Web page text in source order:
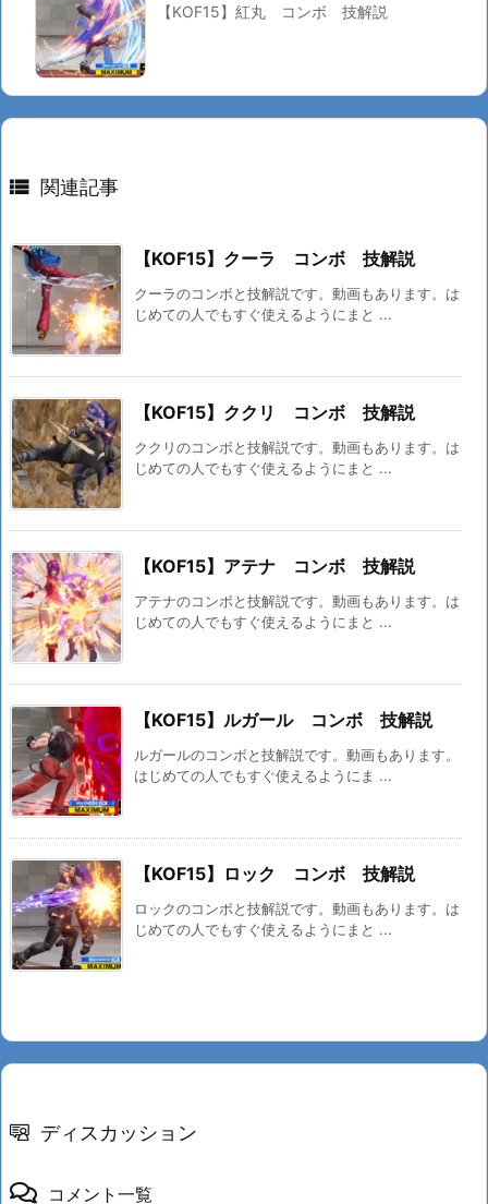
【KOF15】紅丸 コンボ 技解説
 関連記事
【KOF15】クーラ コンボ 技解説
クーラのコンボと技解説です。動画もあります。は
じめての人でもすぐ使えるようにまと ...
【KOF15】ククリ コンボ 技解説
ククリのコンボと技解説です。動画もあります。は
じめての人でもすぐ使えるようにまと ...
【KOF15】アテナ コンボ 技解説
アテナのコンボと技解説です。動画もあります。は
じめての人でもすぐ使えるようにまと ...
【KOF15】ルガール コンボ 技解説
ルガールのコンボと技解説です。動画もあります。
はじめての人でもすぐ使えるようにま ...
【KOF15】ロック コンボ 技解説
ロックのコンボと技解説です。動画もあります。は
じめての人でもすぐ使えるようにまと ...
ディスカッション
コメント一覧